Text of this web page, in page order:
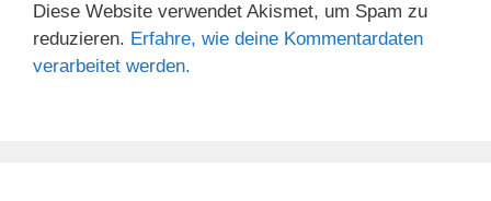
Diese Website verwendet Akismet, um Spam zu
reduzieren. Erfahre, wie deine Kommentardaten
verarbeitet werden.